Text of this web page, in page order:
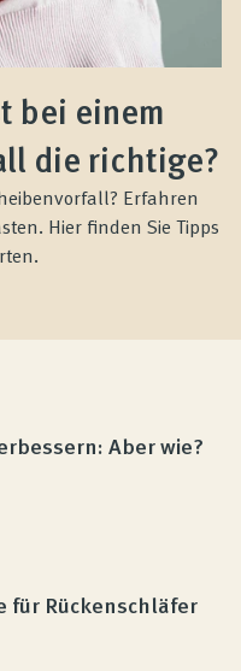
bei einem
die richtige?
Erfahren
Hier finden Sie Tipps
Aber wie?
für Rückenschläfer